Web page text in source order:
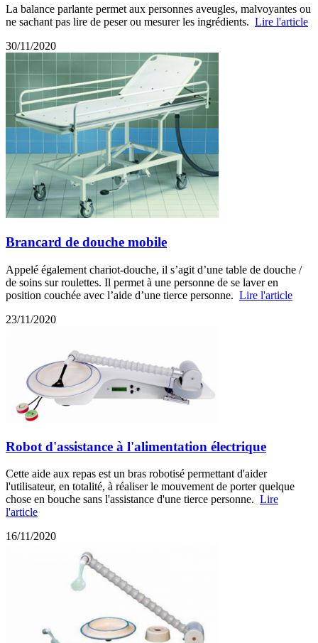
La balance parlante permet aux personnes aveugles, malvoyantes ou
ne sachant pas lire de peser ou mesurer les ingrédients. Lire l'article
30/11/2020
Brancard de douche mobile
Appelé également chariot-douche, il s’agit d’une table de douche /
de soins sur roulettes. Il permet à une personne de se laver en
position couchée avec l’aide d’une tierce personne. Lire l'article
23/11/2020
Robot d'assistance à l'alimentation électrique
Cette aide aux repas est un bras robotisé permettant d'aider
l'utilisateur, en totalité, à réaliser le mouvement de porter quelque
chose en bouche sans l'assistance d'une tierce personne. Lire
l'article
16/11/2020